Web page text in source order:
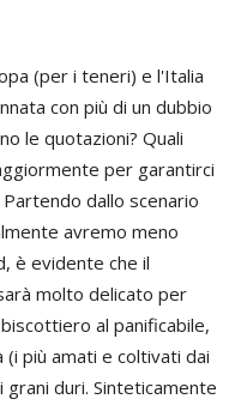
(per i teneri) e l'Italia
con più di un dubbio
le quotazioni? Quali
per garantirci
dallo scenario
avremo meno
, è evidente che il
molto delicato per
al panificabile,
più amati e coltivati dai
duri. Sinteticamente